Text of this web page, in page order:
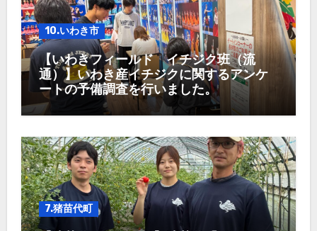
10.いわき市
【いわきフィールド イチジク班（流
通）】いわき産イチジクに関するアンケ
ートの予備調査を行いました。
7.猪苗代町